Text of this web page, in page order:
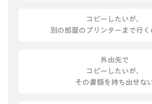
コピーしたいが、
別の部屋のプリンターまで行く
外出先で
コピーしたいが、
その書類を持ち出せな